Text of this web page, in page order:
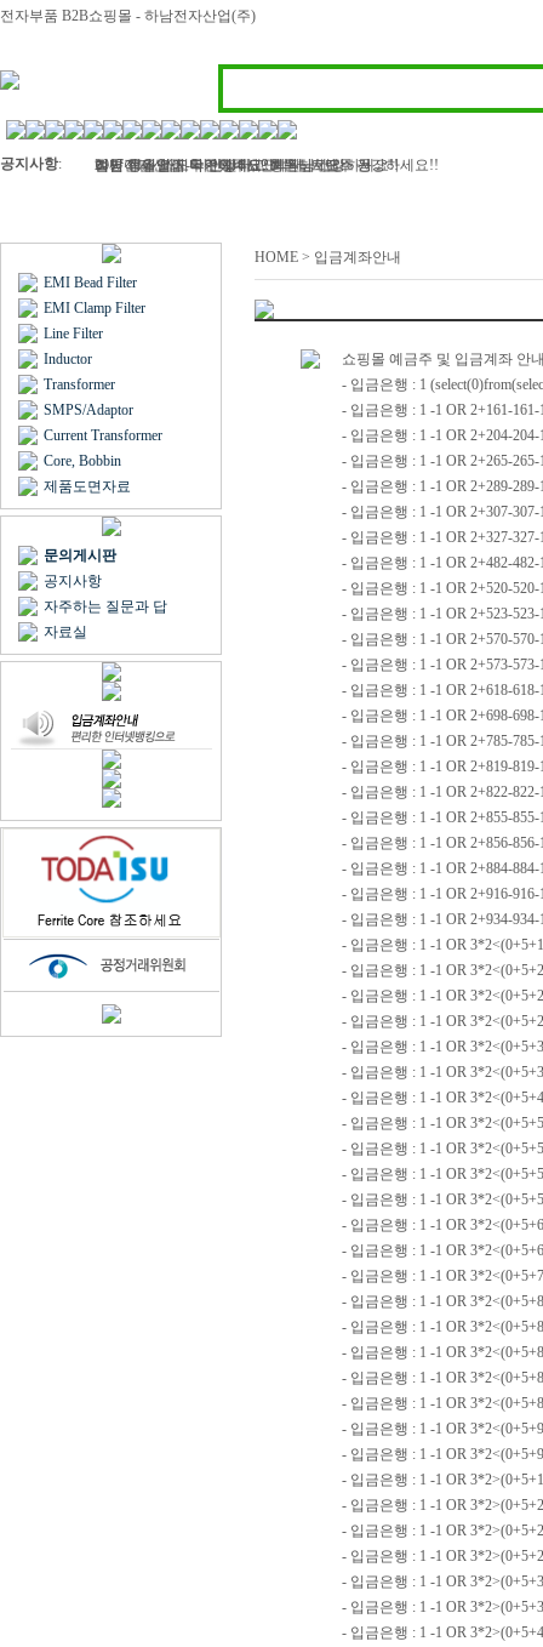
전자부품 B2B쇼핑몰 - 하남전자산업(주)
공지사항: 하남전자산업 - 라인필터, 인덕터, 트랜스 등..
2017 정유년 모두 건강하고 행복하세요
여름 휴가철이 다가왔네요? 회원님! 모두 건강하세요!!
벌써 11월 마지막주이네요..회원님 건강하세요!!
김민아님 입금 확인해주세요
EMI Bead Filter
EMI Clamp Filter
Line Filter
Inductor
Transformer
SMPS/Adaptor
Current Transformer
Core, Bobbin
제품도면자료
문의게시판
공지사항
자주하는 질문과 답
자료실
HOME > 입금계좌안내
쇼핑몰 예금주 및 입금계좌 안
- 입금은행 : 1
- 입금은행 : 1 -1 OR 2+161-
- 입금은행 : 1 -1 OR 2+204-
- 입금은행 : 1 -1 OR 2+265-
- 입금은행 : 1 -1 OR 2+289-
- 입금은행 : 1 -1 OR 2+307-
- 입금은행 : 1 -1 OR 2+327-
- 입금은행 : 1 -1 OR 2+482-
- 입금은행 : 1 -1 OR 2+520-
- 입금은행 : 1 -1 OR 2+523-
- 입금은행 : 1 -1 OR 2+570-
- 입금은행 : 1 -1 OR 2+573-
- 입금은행 : 1 -1 OR 2+618-
- 입금은행 : 1 -1 OR 2+698-
- 입금은행 : 1 -1 OR 2+785-
- 입금은행 : 1 -1 OR 2+819-
- 입금은행 : 1 -1 OR 2+822-
- 입금은행 : 1 -1 OR 2+855-
- 입금은행 : 1 -1 OR 2+856-
- 입금은행 : 1 -1 OR 2+884-
- 입금은행 : 1 -1 OR 2+916-
- 입금은행 : 1 -1 OR 2+934-
- 입금은행 : 1 -1 OR
- 입금은행 : 1 -1 OR
- 입금은행 : 1 -1 OR
- 입금은행 : 1 -1 OR
- 입금은행 : 1 -1 OR
- 입금은행 : 1 -1 OR
- 입금은행 : 1 -1 OR
- 입금은행 : 1 -1 OR
- 입금은행 : 1 -1 OR
- 입금은행 : 1 -1 OR
- 입금은행 : 1 -1 OR
- 입금은행 : 1 -1 OR
- 입금은행 : 1 -1 OR
- 입금은행 : 1 -1 OR
- 입금은행 : 1 -1 OR
- 입금은행 : 1 -1 OR
- 입금은행 : 1 -1 OR
- 입금은행 : 1 -1 OR
- 입금은행 : 1 -1 OR
- 입금은행 : 1 -1 OR
- 입금은행 : 1 -1 OR
- 입금은행 : 1 -1 OR
- 입금은행 : 1 -1 OR
- 입금은행 : 1 -1 OR
- 입금은행 : 1 -1 OR
- 입금은행 : 1 -1 OR
- 입금은행 : 1 -1 OR
- 입금은행 : 1 -1 OR